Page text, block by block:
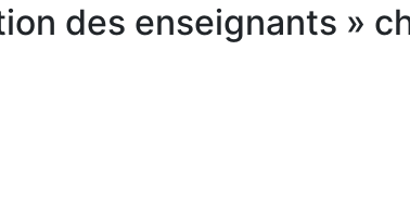
des enseignants »